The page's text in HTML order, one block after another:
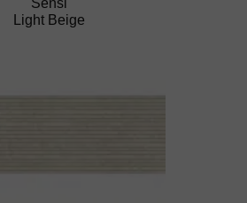
Sensi
Light Beige